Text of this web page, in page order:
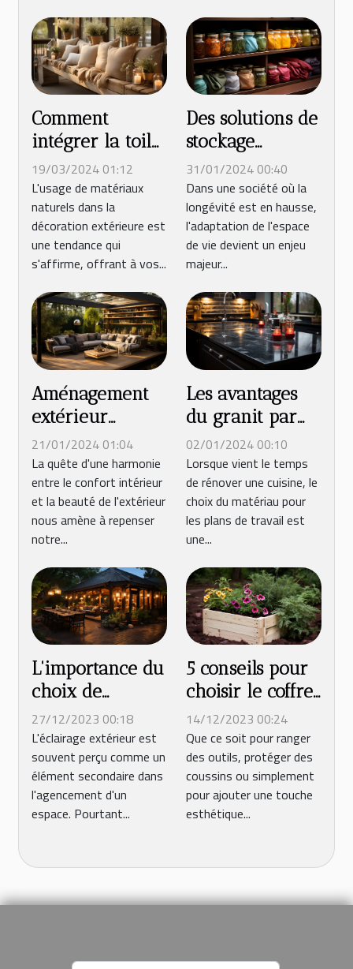
Comment
intégrer la toile
de jute dans
l'aménagement
de votre
terrasse
extérieure
19/03/2024 01:12
L'usage de matériaux
naturels dans la
décoration extérieure est
une tendance qui
s'affirme, offrant à vos...
Des solutions de
stockage
pratiques pour
les seniors afin
de réduire le
désordre
31/01/2024 00:40
Dans une société où la
longévité est en hausse,
l'adaptation de l'espace
de vie devient un enjeu
majeur...
Aménagement
extérieur
moderne :
Comment
intégrer une
pergola pour
optimiser votre
en plein air
21/01/2024 01:04
La quête d'une harmonie
entre le confort intérieur
et la beauté de l'extérieur
nous amène à repenser
notre...
Les avantages
du granit par
rapport aux
autres
matériaux pour
les plans de
travail de
02/01/2024 00:10
Lorsque vient le temps
de rénover une cuisine, le
choix du matériau pour
les plans de travail est
une...
L'importance du
choix de
l'éclairage dans
l'agencement
d'un espace
extérieur
27/12/2023 00:18
L'éclairage extérieur est
souvent perçu comme un
élément secondaire dans
l'agencement d'un
espace. Pourtant...
5 conseils pour
choisir le coffre
en bois
extérieur idéal
pour votre
jardin
14/12/2023 00:24
Que ce soit pour ranger
des outils, protéger des
coussins ou simplement
pour ajouter une touche
esthétique...